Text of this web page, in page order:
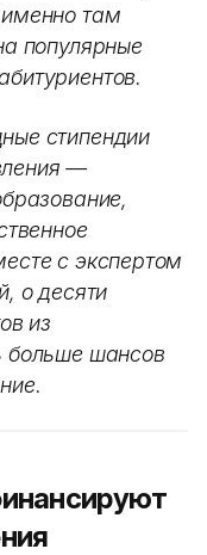
там
популярные
стипендии
—
с экспертом
о десяти
из
больше шансов